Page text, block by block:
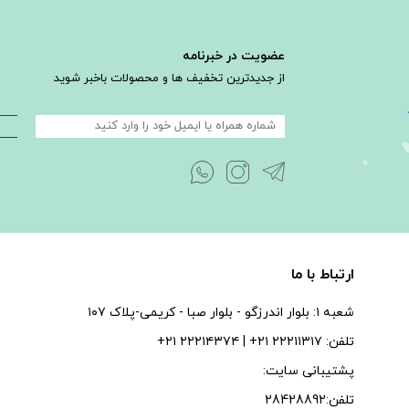
عضویت در خبرنامه
از جدیدترین تخفیف ها و محصولات باخبر شوید
ارتباط با ما
شعبه ۱: بلوار اندرزگو - بلوار صبا - كريمى-پلاک ۱۰۷
تلفن: ۲۲۲۱۱۳۱۷ ۲۱+ | ۲۲۲۱۴۳۷۴ ۲۱+
پشتیبانی سایت:
تلفن:28428892